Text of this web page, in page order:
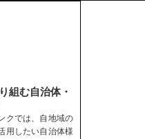
組む自治体・
クでは、自地域の
用したい自治体様